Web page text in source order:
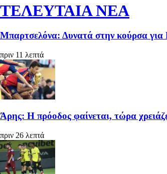
ΤΕΛΕΥΤΑΙΑ ΝΕΑ
Μπαρτσελόνα: Δυνατά στην κούρσα για
πριν 11 λεπτά
Άρης: Η πρόοδος φαίνεται, τώρα
πριν 26 λεπτά